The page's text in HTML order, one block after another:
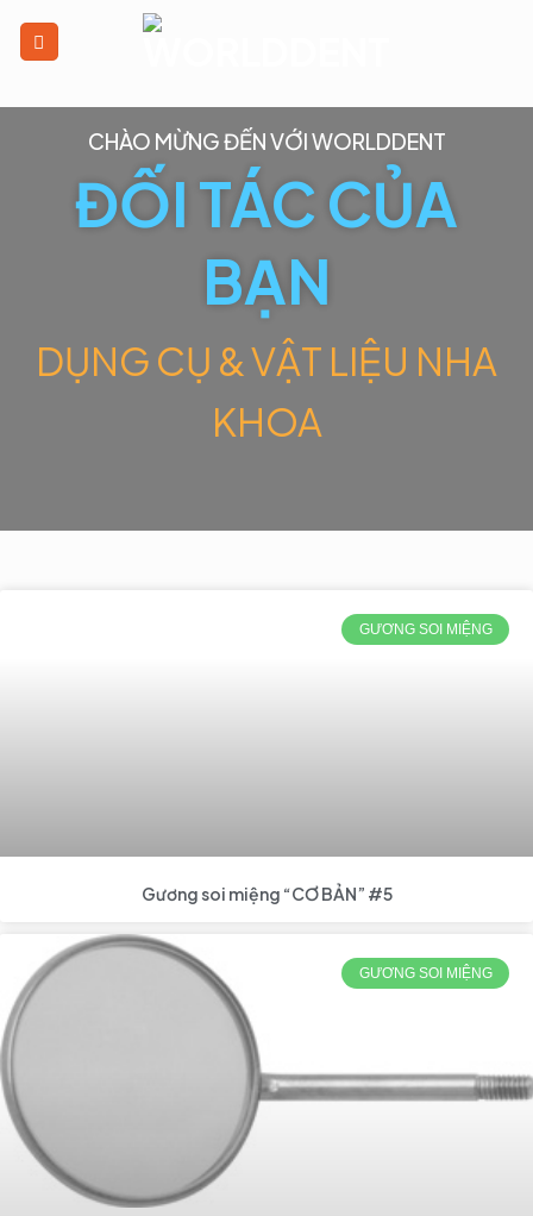
CHÀO MỪNG ĐẾN VỚI WORLDDENT
ĐỐI TÁC CỦA
BẠN
DỤNG CỤ & VẬT LIỆU NHA
KHOA
GƯƠNG SOI MIỆNG
Gương soi miệng “CƠ BẢN” #5
GƯƠNG SOI MIỆNG